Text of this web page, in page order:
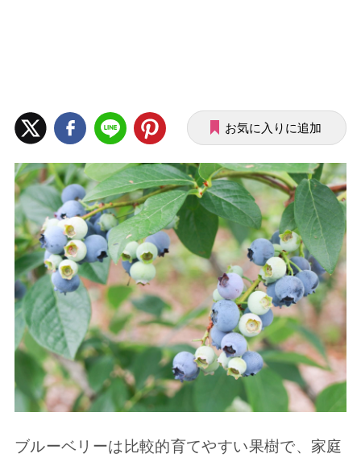
お気に入りに追加
ブルーベリーは比較的育てやすい果樹で、家庭